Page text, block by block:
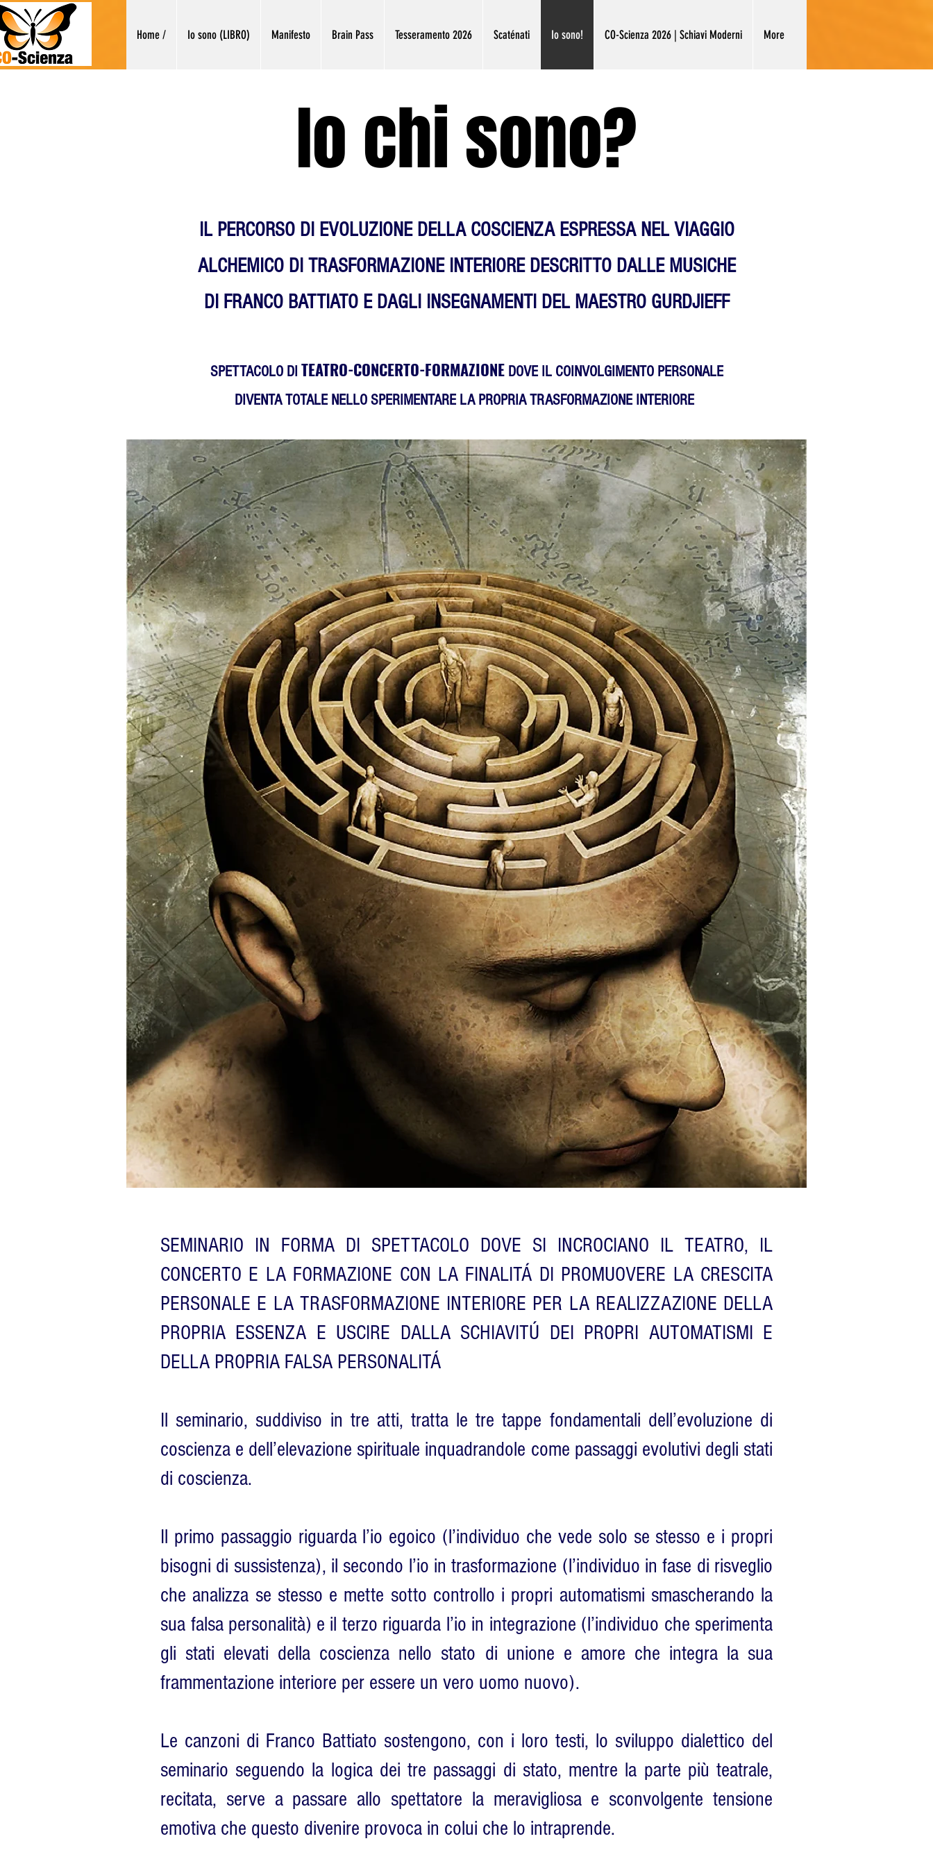
Home / Io sono (LIBRO) Manifesto Brain Pass Tesseramento 2026 Scaténati Io sono! CO-Scienza 2026 | Schiavi Moderni More
Io chi sono?
IL PERCORSO DI EVOLUZIONE DELLA COSCIENZA ESPRESSA NEL VIAGGIO
ALCHEMICO DI TRASFORMAZIONE INTERIORE DESCRITTO DALLE MUSICHE
DI FRANCO BATTIATO E DAGLI INSEGNAMENTI DEL MAESTRO GURDJIEFF
SPETTACOLO DI TEATRO-CONCERTO-FORMAZIONEDOVE IL COINVOLGIMENTO PERSONALE
DIVENTA TOTALE NELLO SPERIMENTARE LA PROPRIA TRASFORMAZIONE INTERIORE
SEMINARIO IN FORMA DI SPETTACOLO DOVE SI INCROCIANO IL TEATRO, IL
CONCERTO E LA FORMAZIONE CON LA FINALITÁ DI PROMUOVERE LA CRESCITA
PERSONALE E LA TRASFORMAZIONE INTERIORE PER LA REALIZZAZIONE DELLA
PROPRIA ESSENZA E USCIRE DALLA SCHIAVITÚ DEI PROPRI AUTOMATISMI E
DELLA PROPRIA FALSA PERSONALITÁ
Il seminario, suddiviso in tre atti, tratta le tre tappe fondamentali dell’evoluzione di
coscienza e dell’elevazione spirituale inquadrandole come passaggi evolutivi degli stati
di coscienza.
Il primo passaggio riguarda l’io egoico (l’individuo che vede solo se stesso e i propri
bisogni di sussistenza), il secondo l’io in trasformazione (l’individuo in fase di risveglio
che analizza se stesso e mette sotto controllo i propri automatismi smascherando la
sua falsa personalità) e il terzo riguarda l’io in integrazione (l’individuo che sperimenta
gli stati elevati della coscienza nello stato di unione e amore che integra la sua
frammentazione interiore per essere un vero uomo nuovo).
Le canzoni di Franco Battiato sostengono, con i loro testi, lo sviluppo dialettico del
seminario seguendo la logica dei tre passaggi di stato, mentre la parte più teatrale,
recitata, serve a passare allo spettatore la meravigliosa e sconvolgente tensione
emotiva che questo divenire provoca in colui che lo intraprende.